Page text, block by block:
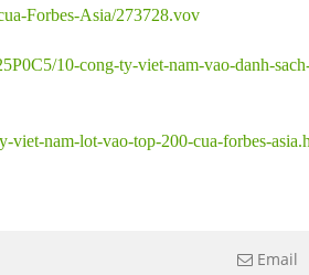
Forbes-Asia/273728.vov
10-cong-ty-viet-nam-vao-danh-
viet-nam-lot-vao-top-200-cua-forbes-
Email